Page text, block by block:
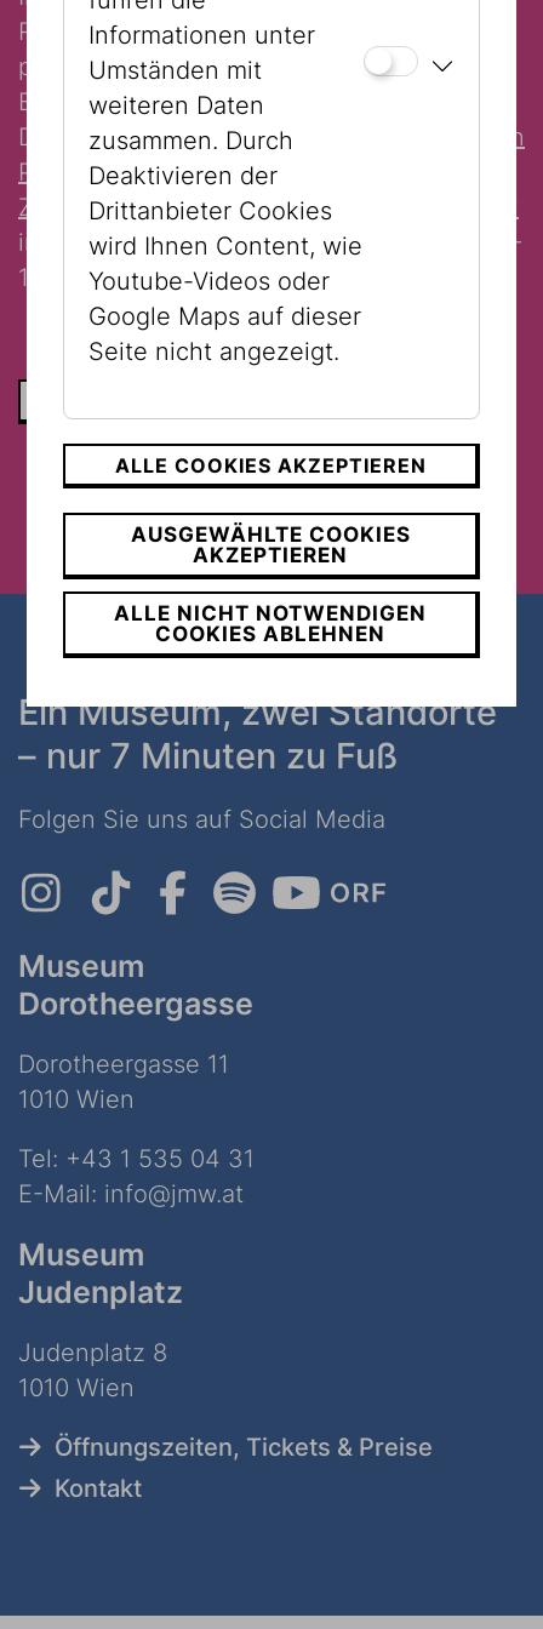
Reisepasses erhalten gegen Vorlage ihres
personalisierten Passes 1 Jahr lang freien
Eintritt in das Jüdische Museum Wien.
Diese Kooperation ist Teil des Projekts
"Kein
Platz für Diskussion? Eine Intervention zum
Zustand der Welt seit dem 7. Oktober 2023"
im Jüdischen Museum Wien (13. Mai 2025 –
14. September 2025).
Ein Museum, zwei Standorte
– nur 7 Minuten zu Fuß
Folgen Sie uns auf Social Media
Museum
Dorotheergasse
Dorotheergasse 11
1010 Wien
Tel: +43 1 535 04 31
E-Mail: info@jmw.at
Museum
Judenplatz
Judenplatz 8
1010 Wien
Öffnungszeiten, Tickets & Preise
Kontakt
Informationen unter
Umständen mit
weiteren Daten
zusammen. Durch
Deaktivieren der
Drittanbieter Cookies
wird Ihnen Content, wie
Youtube-Videos oder
Google Maps auf dieser
Seite nicht angezeigt.
ALLE COOKIES AKZEPTIEREN
AUSGEWÄHLTE COOKIES
AKZEPTIEREN
ALLE NICHT NOTWENDIGEN
COOKIES ABLEHNEN